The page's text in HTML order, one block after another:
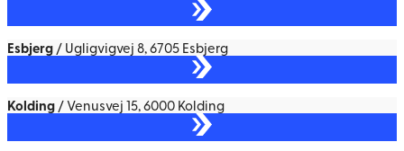
Esbjerg/ Ugligvigvej 8, 6705 Esbjerg
Kolding/ Venusvej 15, 6000 Kolding